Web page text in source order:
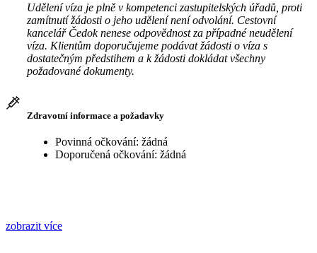
Udělení víza je plně v kompetenci zastupitelských úřadů, proti
zamítnutí žádosti o jeho udělení není odvolání. Cestovní
kancelář Čedok nenese odpovědnost za případné neudělení
víza. Klientům doporučujeme podávat žádosti o víza s
dostatečným předstihem a k žádosti dokládat všechny
požadované dokumenty.
Zdravotní informace a požadavky
Povinná očkování: žádná
Doporučená očkování: žádná
zobrazit více